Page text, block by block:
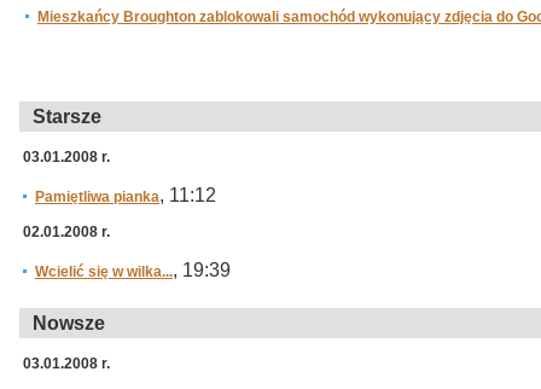
Mieszkańcy Broughton zablokowali samochód wykonujący zdjęcia do
Starsze
03.01.2008 r.
Pamiętliwa pianka, 11:12
02.01.2008 r.
Wcielić się w wilka..., 19:39
Nowsze
03.01.2008 r.